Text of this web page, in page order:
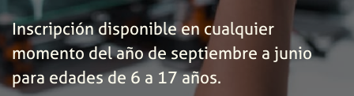
Inscripción disponible en cualquier
momento del año de septiembre a junio
para edades de 6 a 17 años.